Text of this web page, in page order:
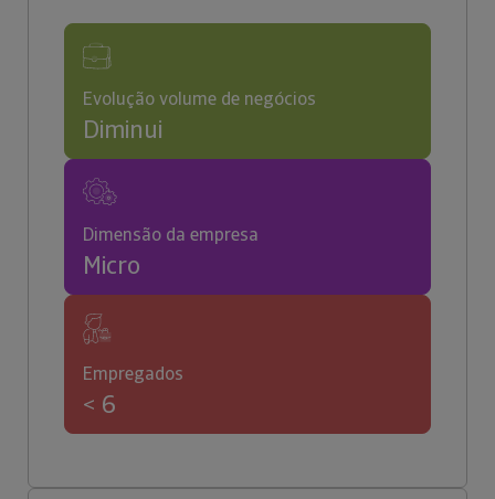
Evolução volume de negócios
Diminui
Dimensão da empresa
Micro
Empregados
< 6